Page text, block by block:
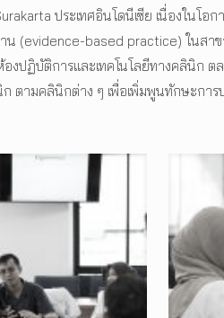
ประเทศอินโดนีเซีย เนื่องในโอ
น (evidence-based practice) ใน
ห้องปฏิบัติการและเทคโนโลยีทางคลิ
ตามคลินิกต่าง ๆ เพื่อเพิ่มพูนทักษะ